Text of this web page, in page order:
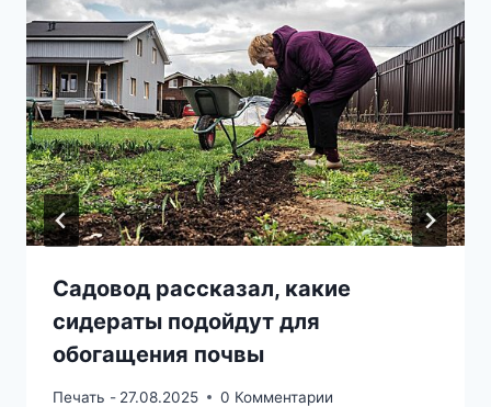
Садовод рассказал, какие
сидераты подойдут для
обогащения почвы
Печать - 27.08.2025 0 Комментарии